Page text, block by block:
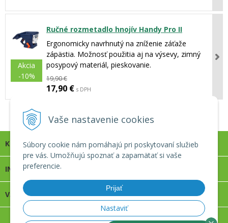
Vaše nastavenie cookies
Súbory cookie nám pomáhajú pri poskytovaní služieb
pre vás. Umožňujú spoznať a zapamätať si vaše
preferencie.
Prijať
Nastaviť
Akcia
-10%
Ručné rozmetadlo hnojív Handy Pro II
Ergonomicky navrhnutý na zníženie záťaže
zápästia. Možnosť použitia aj na výsevy, zimný
posypový materiál, pieskovanie.
19,90 €
17,90 € s DPH
KONTAKT
INFOLINKA
VŠETKO O NÁKUPE